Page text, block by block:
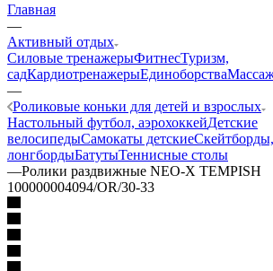
Главная
—
Активный отдых
Силовые тренажерыФитнесТуризм,
садКардиотренажерыЕдиноборства
—
Роликовые коньки для детей и взрослых
Настольный футбол, аэрохоккейДетские
велосипедыСамокаты детскиеСкейтборды,
лонгбордыБатутыТеннисные столы
—Ролики раздвижные NEO-X TEMPISH
100000004094/OR/30-33